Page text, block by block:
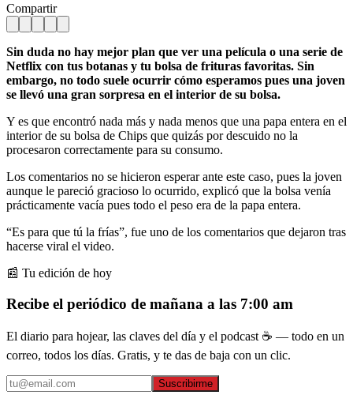
Compartir
Sin duda no hay mejor plan que ver una película o una serie de
Netflix con tus botanas y tu bolsa de frituras favoritas. Sin
embargo, no todo suele ocurrir cómo esperamos pues una joven
se llevó una gran sorpresa en el interior de su bolsa.
Y es que encontró nada más y nada menos que una papa entera en el
interior de su bolsa de Chips que quizás por descuido no la
procesaron correctamente para su consumo.
Los comentarios no se hicieron esperar ante este caso, pues la joven
aunque le pareció gracioso lo ocurrido, explicó que la bolsa venía
prácticamente vacía pues todo el peso era de la papa entera.
“Es para que tú la frías”, fue uno de los comentarios que dejaron tras
hacerse viral el video.
📰 Tu edición de hoy
Recibe el periódico de mañana a las 7:00 am
El diario para hojear, las claves del día y el podcast ☕ — todo en un
correo, todos los días. Gratis, y te das de baja con un clic.
Suscribirme